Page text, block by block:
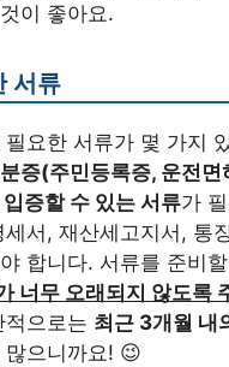
이 좋아요.
서류
필요한 서류가 몇 가지
증(주민등록증, 운전면
증할 수 있는 서류가
세서, 재산세고지서, 통
합니다. 서류를 준비
너무 오래되지 않도록
으로는 최근 3개월 내
많으니까요! 😉